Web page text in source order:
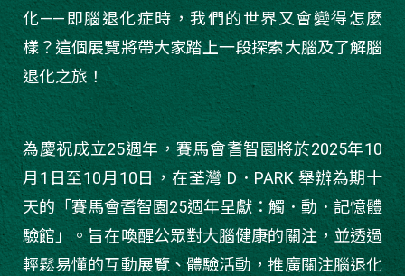
化——即腦退化症時，我們的世界又會變得怎麼
樣？這個展覽將帶大家踏上一段探索大腦及了解腦
退化之旅！
為慶祝成立25週年，賽馬會耆智園將於2025年10
月1日至10月10日，在荃灣 D．PARK 舉辦為期十
天的「賽馬會耆智園25週年呈獻：觸．動．記憶體
驗館」。旨在喚醒公眾對大腦健康的關注，並透過
輕鬆易懂的互動展覽、體驗活動，推廣關注腦退化